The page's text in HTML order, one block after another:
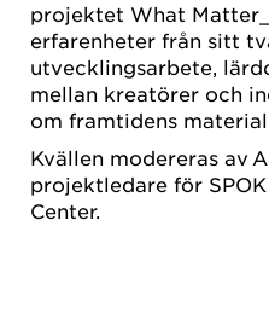
projektet What
erfarenheter från sitt
utvecklingsarbete,
mellan kreatörer och
om framtidens
Kvällen modereras av
projektledare för
Center.